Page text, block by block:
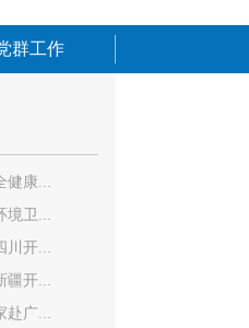
群工作
健康...
境卫...
川开...
疆开...
赴广...